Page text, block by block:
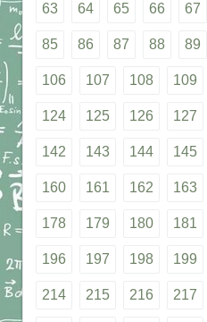
63 64 65 66 67
85 86 87 88 89
106 107 108 109
124 125 126 127
142 143 144 145
160 161 162 163
178 179 180 181
196 197 198 199
214 215 216 217